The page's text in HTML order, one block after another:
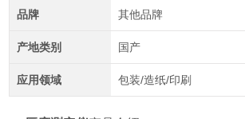
品牌 其他品牌
产地类别 国产
应用领域 包装/造纸/印刷